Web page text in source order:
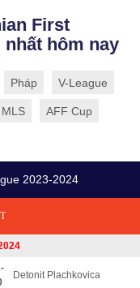
First
nhất hôm nay
Pháp V-League
AFF Cup
2023-2024
Detonit Plachkovica